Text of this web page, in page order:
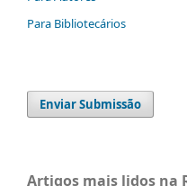
Para Bibliotecários
Enviar Submissão
Artigos mais lidos na